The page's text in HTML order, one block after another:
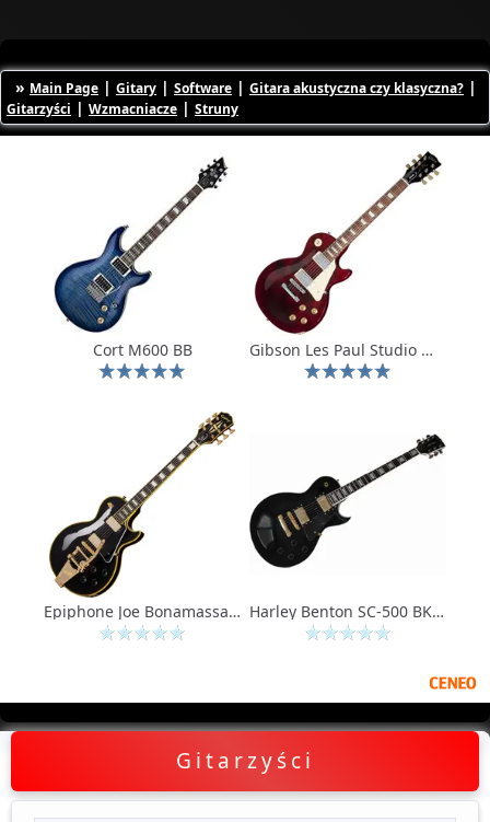
» Main Page | Gitary | Software | Gitara akustyczna czy klasyczna? |
Gitarzyści | Wzmacniacze | Struny
Cort M600 BB Gibson Les Paul Studio Wine Red
Epiphone Joe Bonamassa 59 Les Paul Custom Antique Ebony (EIJBLPCBGB1) Harley Benton SC-500 BK - OD RĘKI - [RATY: 0%, ZWROT: 33 dni, GW: DOOR-to-DOOR]
Gitarzyści